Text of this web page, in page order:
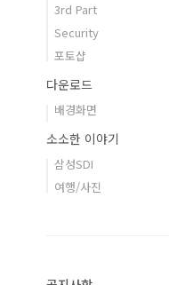
3rd Part
Security
포토샵
다운로드
배경화면
소소한 이야기
삼성SDI
여행/사진